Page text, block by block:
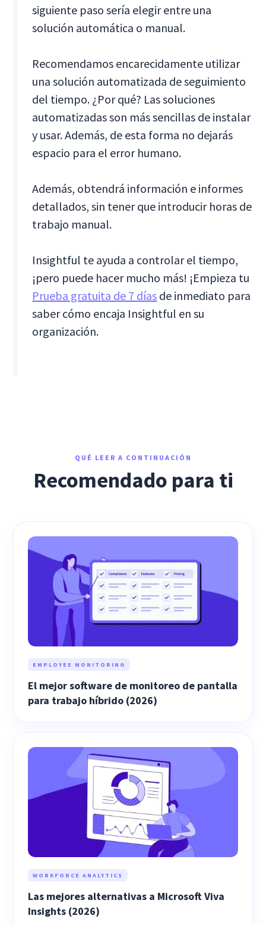
siguiente paso sería elegir entre una
solución automática o manual.
Recomendamos encarecidamente utilizar
una solución automatizada de seguimiento
del tiempo. ¿Por qué? Las soluciones
automatizadas son más sencillas de instalar
y usar. Además, de esta forma no dejarás
espacio para el error humano.
Además, obtendrá información e informes
detallados, sin tener que introducir horas de
trabajo manual.
Insightful te ayuda a controlar el tiempo,
¡pero puede hacer mucho más! ¡Empieza tu
Prueba gratuita de 7 días de inmediato para
saber cómo encaja Insightful en su
organización.
QUÉ LEER A CONTINUACIÓN
Recomendado para ti
EMPLOYEE MONITORING
El mejor software de monitoreo de pantalla
para trabajo híbrido (2026)
WORKFORCE ANALYTICS
Las mejores alternativas a Microsoft Viva
Insights (2026)